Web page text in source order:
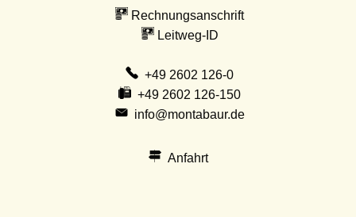
Rechnungsanschrift
Leitweg-ID
+49 2602 126-0
+49 2602 126-150
info@montabaur.de
Anfahrt